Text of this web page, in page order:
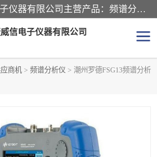
深圳市捷威信电子仪器有限公司主营产品：频谱分析仪.信号发生器.网络分析仪.音频分析仪，示波器，电源，音频分析仪。综合测试仪。蓝牙测试仪等
信电子仪器有限公司
商机 > 频谱分析仪 > 潮州罗德FSG13频谱分析
天馈线测试仪